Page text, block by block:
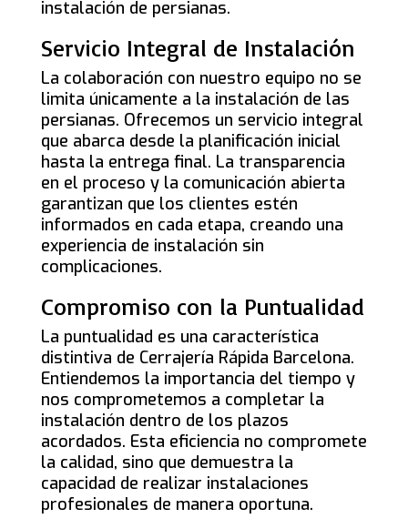
instalación de persianas.
Servicio Integral de Instalación
La colaboración con nuestro equipo no se
limita únicamente a la instalación de las
persianas. Ofrecemos un servicio integral
que abarca desde la planificación inicial
hasta la entrega final. La transparencia
en el proceso y la comunicación abierta
garantizan que los clientes estén
informados en cada etapa, creando una
experiencia de instalación sin
complicaciones.
Compromiso con la Puntualidad
La puntualidad es una característica
distintiva de Cerrajería Rápida Barcelona.
Entiendemos la importancia del tiempo y
nos comprometemos a completar la
instalación dentro de los plazos
acordados. Esta eficiencia no compromete
la calidad, sino que demuestra la
capacidad de realizar instalaciones
profesionales de manera oportuna.